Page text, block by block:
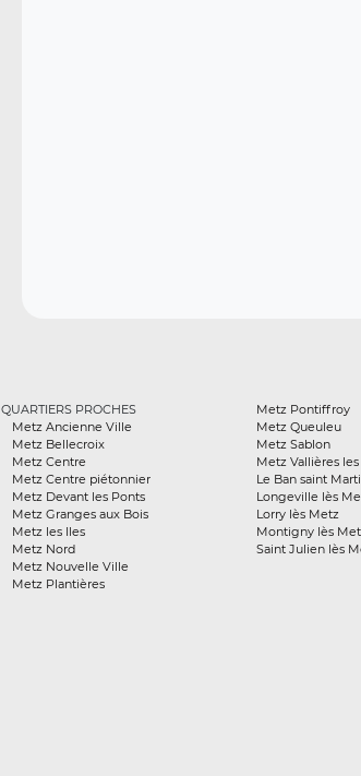
QUARTIERS PROCHES
Metz Ancienne Ville
Metz Bellecroix
Metz Centre
Metz Centre piétonnier
Metz Devant les Ponts
Metz Granges aux Bois
Metz les Iles
Metz Nord
Metz Nouvelle Ville
Metz Plantières
Metz Pontiffroy
Metz Queuleu
Metz Sablon
Metz Vallières
Le Ban saint
Longeville lès
Lorry lès Metz
Montigny lès
Saint Julien lès